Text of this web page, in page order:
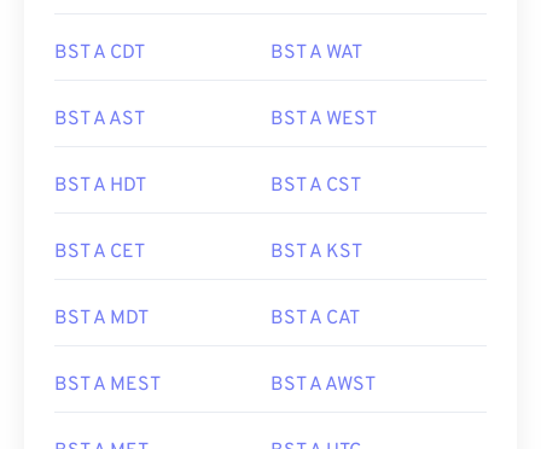
BST A CDT BST A WAT
BST A AST BST A WEST
BST A HDT BST A CST
BST A CET BST A KST
BST A MDT BST A CAT
BST A MEST BST A AWST